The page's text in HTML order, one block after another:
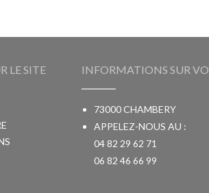
LE SITE INFORMATIONS SUR
73000 CHAMBERY
APPELEZ-NOUS AU :
04 82 29 62 71
06 82 46 66 99